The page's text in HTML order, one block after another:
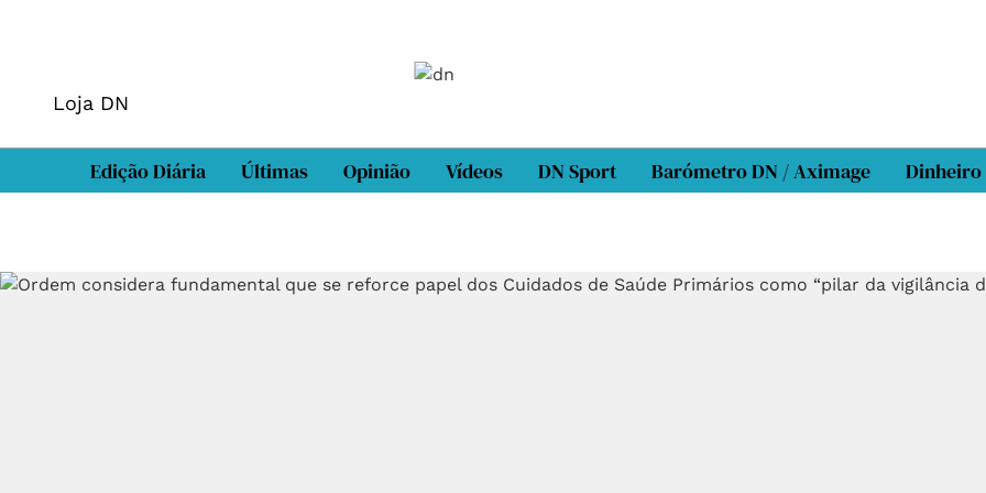
Loja DN
Edição Diária Últimas Opinião Vídeos DN Sport Barómetro DN / Aximage Dinheiro